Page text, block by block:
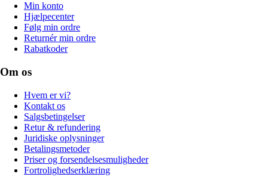
Min konto
Hjælpecenter
Følg min ordre
Returnér min ordre
Rabatkoder
Om os
Hvem er vi?
Kontakt os
Salgsbetingelser
Retur & refundering
Juridiske oplysninger
Betalingsmetoder
Priser og forsendelsesmuligheder
Fortrolighedserklæring